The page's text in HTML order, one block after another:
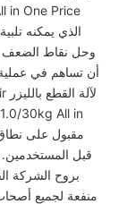
in One Price
وحل نقاط الضعف
أن تساهم في
30kg All in
قبل
بروح الشركة
منفعة لجميع